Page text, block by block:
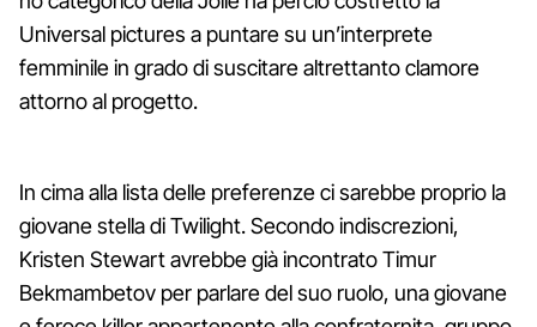
Universal pictures a puntare su un’interprete
femminile in grado di suscitare altrettanto clamore
attorno al progetto.
In cima alla lista delle preferenze ci sarebbe proprio la
giovane stella di Twilight. Secondo indiscrezioni,
Kristen Stewart avrebbe già incontrato Timur
Bekmambetov per parlare del suo ruolo, una giovane